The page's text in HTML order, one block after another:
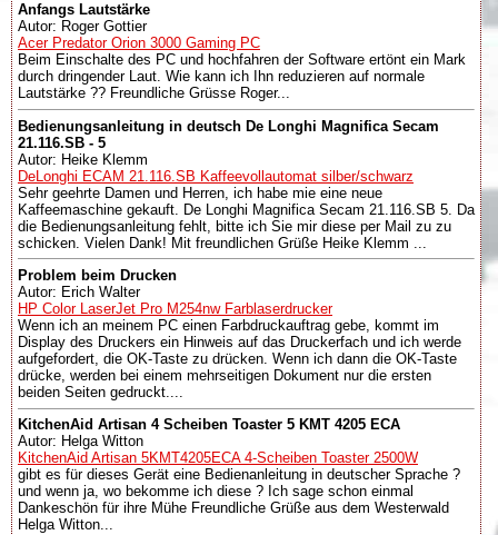
Anfangs Lautstärke
Autor: Roger Gottier
Acer Predator Orion 3000 Gaming PC
Beim Einschalte des PC und hochfahren der Software ertönt ein Mark
durch dringender Laut. Wie kann ich Ihn reduzieren auf normale
Lautstärke ?? Freundliche Grüsse Roger...
Bedienungsanleitung in deutsch De Longhi Magnifica Secam
21.116.SB - 5
Autor: Heike Klemm
DeLonghi ECAM 21.116.SB Kaffeevollautomat silber/schwarz
Sehr geehrte Damen und Herren, ich habe mie eine neue
Kaffeemaschine gekauft. De Longhi Magnifica Secam 21.116.SB 5. Da
die Bedienungsanleitung fehlt, bitte ich Sie mir diese per Mail zu zu
schicken. Vielen Dank! Mit freundlichen Grüße Heike Klemm ...
Problem beim Drucken
Autor: Erich Walter
HP Color LaserJet Pro M254nw Farblaserdrucker
Wenn ich an meinem PC einen Farbdruckauftrag gebe, kommt im
Display des Druckers ein Hinweis auf das Druckerfach und ich werde
aufgefordert, die OK-Taste zu drücken. Wenn ich dann die OK-Taste
drücke, werden bei einem mehrseitigen Dokument nur die ersten
beiden Seiten gedruckt....
KitchenAid Artisan 4 Scheiben Toaster 5 KMT 4205 ECA
Autor: Helga Witton
KitchenAid Artisan 5KMT4205ECA 4-Scheiben Toaster 2500W
gibt es für dieses Gerät eine Bedienanleitung in deutscher Sprache ?
und wenn ja, wo bekomme ich diese ? Ich sage schon einmal
Dankeschön für ihre Mühe Freundliche Grüße aus dem Westerwald
Helga Witton...